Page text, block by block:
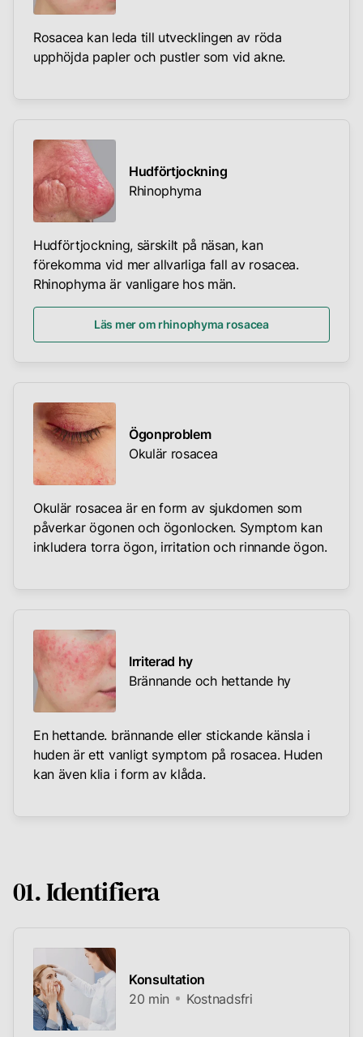
Rosacea kan leda till utvecklingen av röda
upphöjda papler och pustler som vid akne.
Hudförtjockning
Rhinophyma
Hudförtjockning, särskilt på näsan, kan
förekomma vid mer allvarliga fall av rosacea.
Rhinophyma är vanligare hos män.
Läs mer om rhinophyma rosacea
Ögonproblem
Okulär rosacea
Okulär rosacea är en form av sjukdomen som
påverkar ögonen och ögonlocken. Symptom kan
inkludera torra ögon, irritation och rinnande ögon.
Irriterad hy
Brännande och hettande hy
En hettande. brännande eller stickande känsla i
huden är ett vanligt symptom på rosacea. Huden
kan även klia i form av klåda.
01. Identifiera
Konsultation
20 min
Kostnadsfri